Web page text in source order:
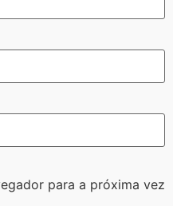
para a próxima vez